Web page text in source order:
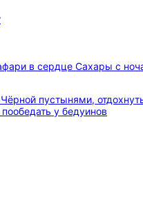
в сердце Сахары с
пустынями,
у бедуинов